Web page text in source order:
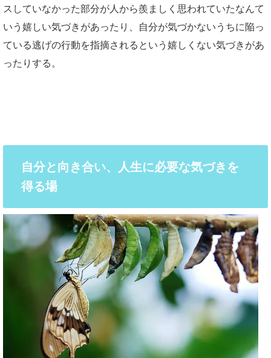
スしていなかった部分が人から羨ましく思われていたなんて
いう嬉しい気づきがあったり、自分が気づかないうちに陥っ
ている逃げの行動を指摘されるという嬉しくない気づきがあ
ったりする。
自分と向き合い、人生に必要な気づきを
得る場